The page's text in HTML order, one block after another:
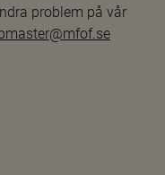
problem på vår